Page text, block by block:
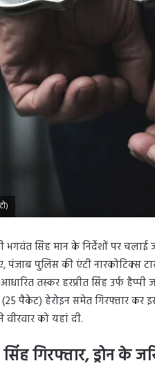
भगवंत सिंह मान के निर्देशों पर चलाई
पुलिस की एंटी नारकोटिक्स
तस्कर हरप्रीत सिंह उर्फ हैप्पी
पैकेट) हेरोइन समेत गिरफ्तार कर
को यहां दी.
गिरफ्तार, ड्रोन के